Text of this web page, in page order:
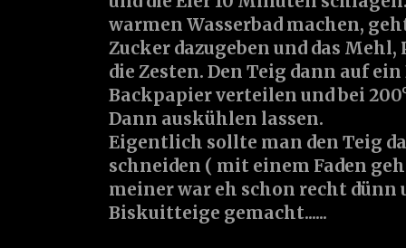
warmen Wasserbad machen,
Zucker dazugeben und das Mehl,
die Zesten. Den Teig dann auf
Backpapier verteilen und bei
Dann auskühlen lassen.
Eigentlich sollte man den Teig
schneiden ( mit einem Faden
meiner war eh schon recht dünn
Biskuitteige gemacht......